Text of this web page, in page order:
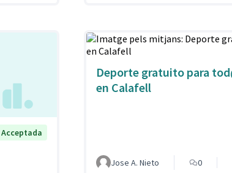
Acceptada
Deporte gratuito para
en Calafell
Jose A. Nieto 0